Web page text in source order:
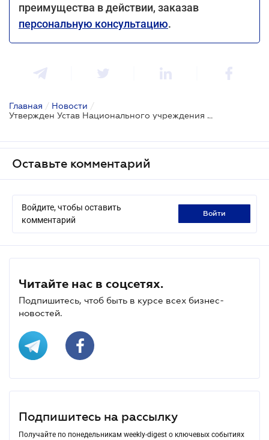
преимущества в действии, заказав
персональную консультацию.
Главная / Новости /
Утвержден Устав Национального учреждения развития: новый этап поддержки бизнеса и восстановления страны
Оставьте комментарий
Войдите, чтобы оставить
комментарий
войти
Читайте нас в соцсетях.
Подпишитесь, чтоб быть в курсе всех бизнес-
новостей.
Подпишитесь на рассылку
Получайте по понедельникам weekly-digest о ключевых событиях